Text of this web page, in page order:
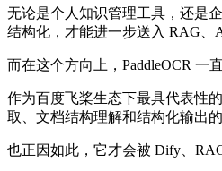
无论是个人知识管理工具，还是
结构化，才能进一步送入 RAG、
而在这个方向上，PaddleOCR 一
作为百度飞桨生态下最具代表性
取、文档结构理解和结构化输出的
也正因如此，它才会被 Dify、